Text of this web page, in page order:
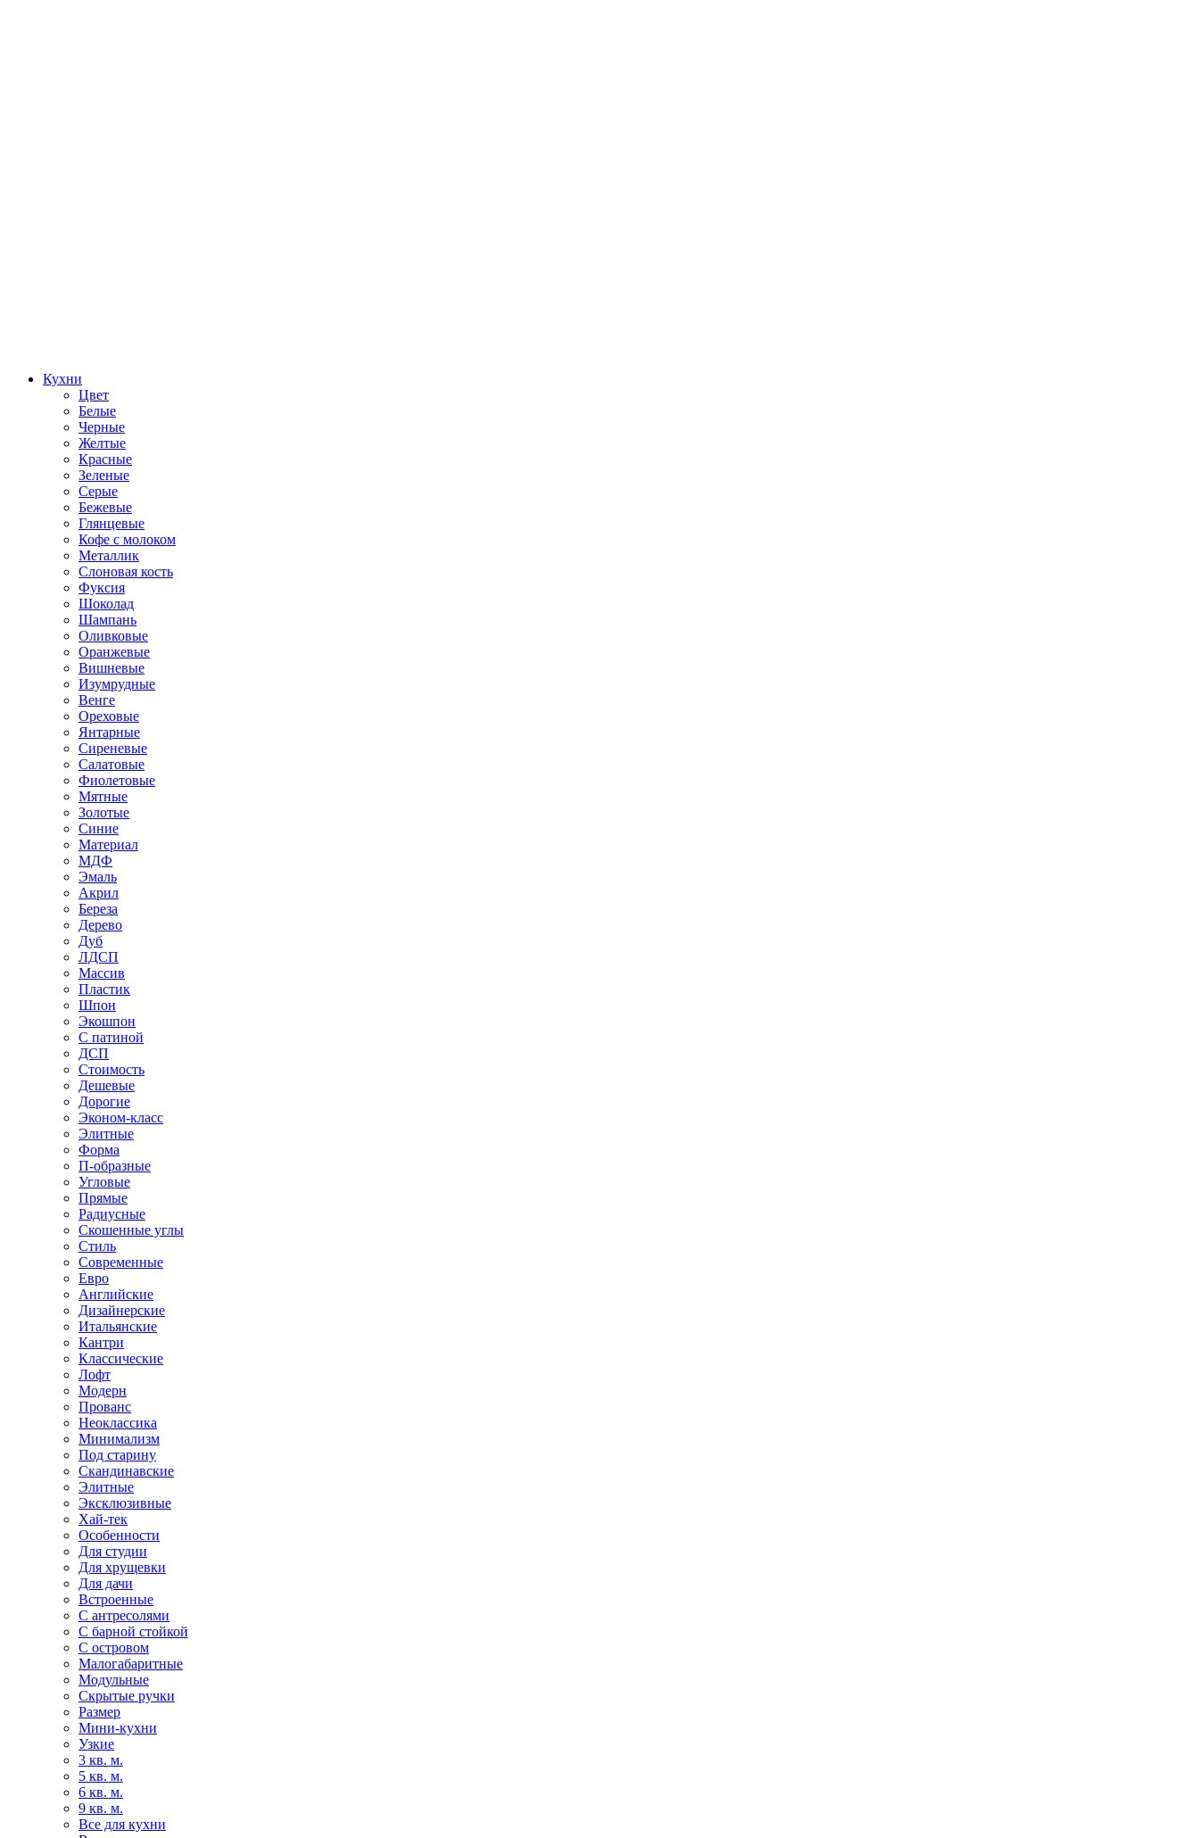
Кухни
Цвет
Белые
Черные
Желтые
Красные
Зеленые
Серые
Бежевые
Глянцевые
Кофе с молоком
Металлик
Слоновая кость
Фуксия
Шоколад
Шампань
Оливковые
Оранжевые
Вишневые
Изумрудные
Венге
Ореховые
Янтарные
Сиреневые
Салатовые
Фиолетовые
Мятные
Золотые
Синие
Материал
МДФ
Эмаль
Акрил
Береза
Дерево
Дуб
ЛДСП
Массив
Пластик
Шпон
Экошпон
С патиной
ДСП
Стоимость
Дешевые
Дорогие
Эконом-класс
Элитные
Форма
П-образные
Угловые
Прямые
Радиусные
Скошенные углы
Стиль
Современные
Евро
Английские
Дизайнерские
Итальянские
Кантри
Классические
Лофт
Модерн
Прованс
Неоклассика
Минимализм
Под старину
Скандинавские
Элитные
Эксклюзивные
Хай-тек
Особенности
Для студии
Для хрущевки
Для дачи
Встроенные
С антресолями
С барной стойкой
С островом
Малогабаритные
Модульные
Скрытые ручки
Размер
Мини-кухни
Узкие
3 кв. м.
5 кв. м.
6 кв. м.
9 кв. м.
Все для кухни